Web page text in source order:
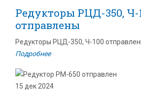
Редукторы РЦД-350, Ч-
отправлены
Редукторы РЦД-350, Ч-100
Подробнее
15 дек 2024